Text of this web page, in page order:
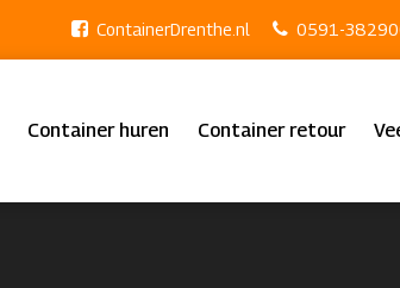
ContainerDrenthe.nl 0591-
Container huren Container retour